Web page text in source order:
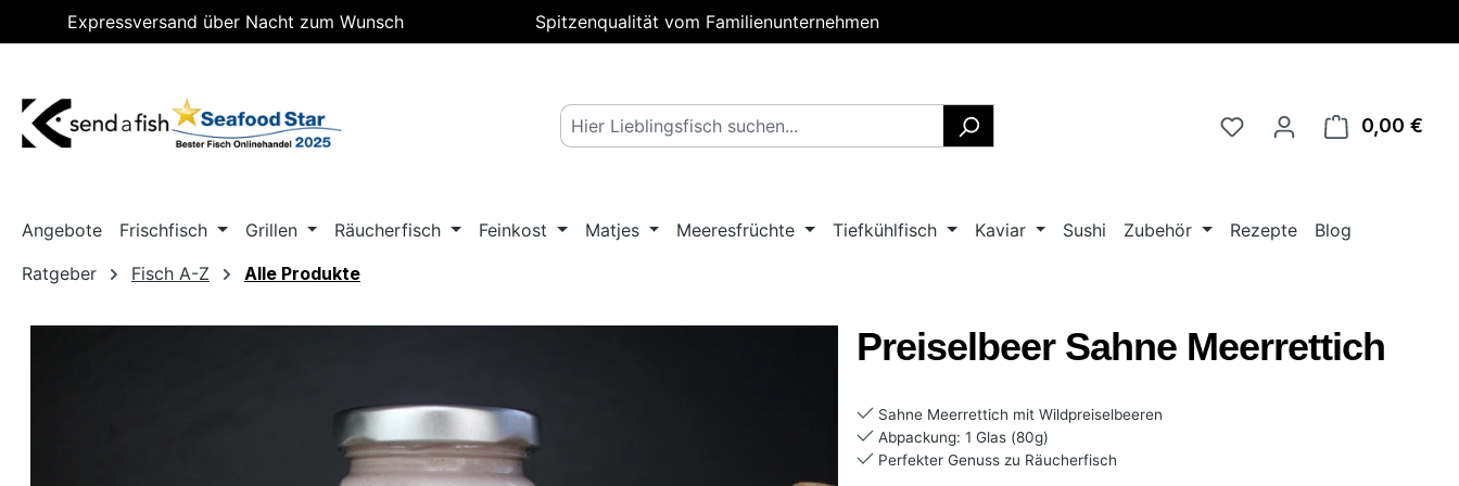
Hauptinhalt springen
Zur Suche springen
Zur Hauptnavigation springen
Expressversand über Nacht zum Wunsch
Spitzenqualität vom Familienunternehmen
0,00 €
Angebote Frischfisch Grillen Räucherfisch Feinkost Matjes Meeresfrüchte Tiefkühlfisch Kaviar Sushi Zubehör Rezepte
Blog
Ratgeber
Fisch A-Z Alle Produkte
Preiselbeer Sahne Meerrettich
Sahne Meerrettich mit Wildpreiselbeeren
Abpackung: 1 Glas (80g)
Perfekter Genuss zu Räucherfisch